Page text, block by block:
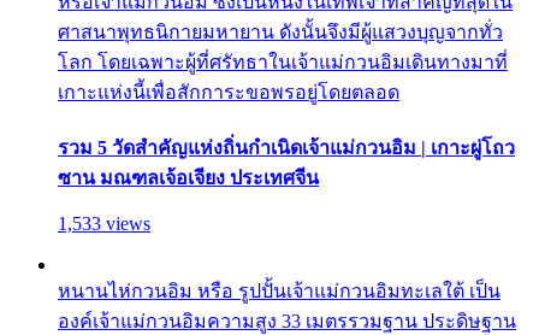
ศาสนาพุทธนิกายมหายาน ดังนั้นจึงมีผู้แสวงบุญจากทั่ว
โลก โดยเฉพาะผู้ที่ศรัทธาในเจ้าแม่กวนอิมเดินทางมาที่
เกาะแห่งนี้เพื่อสักการะขอพรอยู่โดยตลอด
รวม 5 วัดสำคัญแห่งถิ่นกำเนิดเจ้าแม่กวนอิม | เกาะผู่โถว
ซาน มณฑลเจ้อเจียง ประเทศจีน
1,533 views
หนานไห่กวนอิม หรือ รูปปั้นเจ้าแม่กวนอิมทะเลใต้ เป็น
องค์เจ้าแม่กวนอิมความสูง 33 เมตรรวมฐาน ประดิษฐาน